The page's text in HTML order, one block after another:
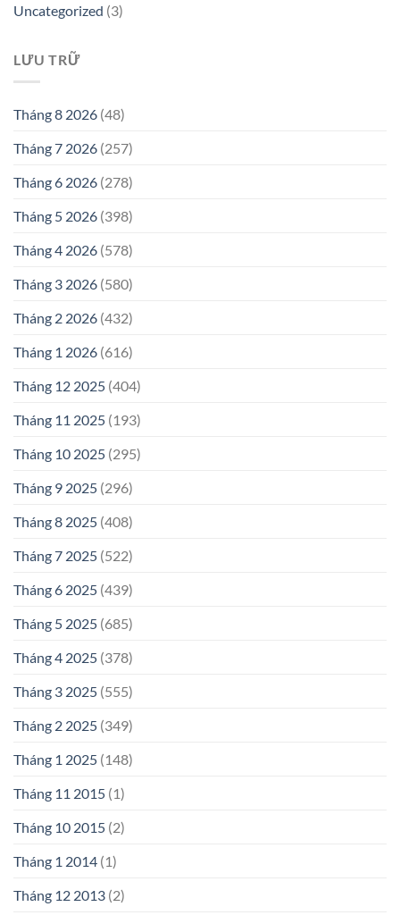
Uncategorized (3)
LƯU TRỮ
Tháng 8 2026 (48)
Tháng 7 2026 (257)
Tháng 6 2026 (278)
Tháng 5 2026 (398)
Tháng 4 2026 (578)
Tháng 3 2026 (580)
Tháng 2 2026 (432)
Tháng 1 2026 (616)
Tháng 12 2025 (404)
Tháng 11 2025 (193)
Tháng 10 2025 (295)
Tháng 9 2025 (296)
Tháng 8 2025 (408)
Tháng 7 2025 (522)
Tháng 6 2025 (439)
Tháng 5 2025 (685)
Tháng 4 2025 (378)
Tháng 3 2025 (555)
Tháng 2 2025 (349)
Tháng 1 2025 (148)
Tháng 11 2015 (1)
Tháng 10 2015 (2)
Tháng 1 2014 (1)
Tháng 12 2013 (2)